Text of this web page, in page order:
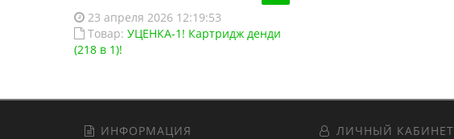
23 апреля 2026 12:19:53
Товар: УЦЕНКА-1! Картридж денди
(218 в 1)!
ИНФОРМАЦИЯ ЛИЧНЫЙ КАБИНЕТ